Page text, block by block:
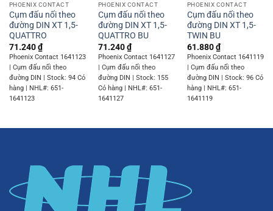
PHOENIX CONTACT
Cụm đấu nối theo
đường DIN XT 1,5-
QUATTRO
71.240₫
Phoenix Contact 1641123
| Cụm đấu nối theo
đường DIN | Stock: 94 Có
hàng | NHL#: 651-
1641123
PHOENIX CONTACT
Cụm đấu nối theo
đường DIN XT 1,5-
QUATTRO BU
71.240₫
Phoenix Contact 1641127
| Cụm đấu nối theo
đường DIN | Stock: 155
Có hàng | NHL#: 651-
1641127
PHOENIX CONTACT
Cụm đấu nối theo
đường DIN XT 1,5-
TWIN BU
61.880₫
Phoenix Contact 1641119
| Cụm đấu nối theo
đường DIN | Stock: 96 Có
hàng | NHL#: 651-
1641119